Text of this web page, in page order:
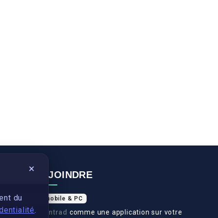
×
du
.
NOUS REJOINDRE
Application mobile & PC
InstallezSwantrad comme une application sur votre